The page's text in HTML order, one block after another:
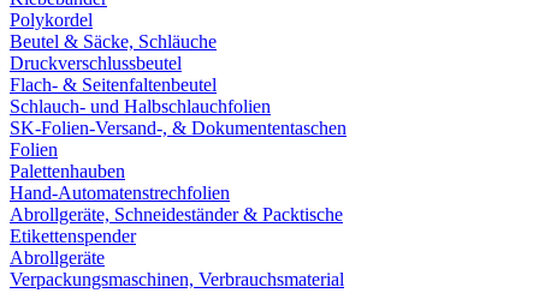
Polykordel
Beutel & Säcke, Schläuche
Druckverschlussbeutel
Flach- & Seitenfaltenbeutel
Schlauch- und Halbschlauchfolien
SK-Folien-Versand-, & Dokumententaschen
Folien
Palettenhauben
Hand-Automatenstrechfolien
Abrollgeräte, Schneideständer & Packtische
Etikettenspender
Abrollgeräte
Verpackungsmaschinen, Verbrauchsmaterial